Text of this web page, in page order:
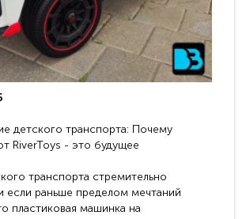
детского транспорта: Почему
RiverToys - это будущее
транспорта стремительно
если раньше пределом мечтаний
пластиковая машинка на